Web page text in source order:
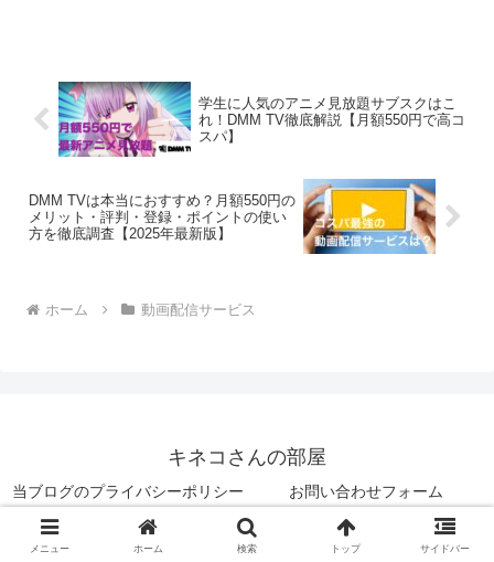
学生に人気のアニメ見放題サブスクはこ
れ！DMM TV徹底解説【月額550円で高コ
スパ】
DMM TVは本当におすすめ？月額550円の
メリット・評判・登録・ポイントの使い
方を徹底調査【2025年最新版】
ホーム 動画配信サービス
キネコさんの部屋
当ブログのプライバシーポリシー お問い合わせフォーム
© 2021 キネコさんの部屋.
メニュー ホーム 検索 トップ サイドバー